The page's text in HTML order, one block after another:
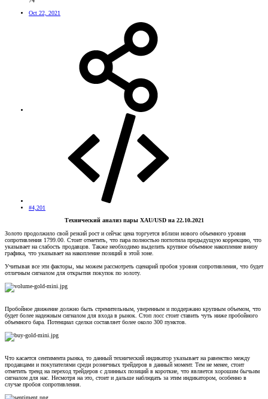
Oct 22, 2021
#4,201
Технический анализ пары XAU/USD на 22.10.2021
Золото продолжило свой резкий рост и сейчас цена торгуется вблизи нового объемного уровня
сопротивления 1799.00. Стоит отметить, что пара полностью поглотила предыдущую коррекцию, что
указывает на слабость продавцов. Также необходимо выделить крупное объемное накопление внизу
графика, что указывает на накопление позиций в этой зоне.
Учитывая все эти факторы, мы можем рассмотреть сценарий пробоя уровня сопротивления, что будет
отличным сигналом для открытия покупок по золоту.
Пробойное движение должно быть стремительным, уверенным и поддержано крупным объемом, что
будет более надежным сигналом для входа в рынок. Стоп лосс стоит ставить чуть ниже пробойного
объемного бара. Потенциал сделки составляет более около 300 пунктов.
Что касается сентимента рынка, то данный технический индикатор указывает на равенство между
продавцами и покупателями среди розничных трейдеров в данный момент. Тем не менее, стоит
отметить тренд на переход трейдеров с длинных позиций в короткие, что является хорошим бычьим
сигналом для нас. Несмотря на это, стоит и дальше наблюдать за этим индикатором, особенно в
случае пробоя сопротивления.